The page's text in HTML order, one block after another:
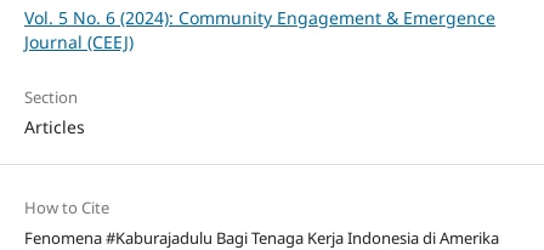
Vol. 5 No. 6 (2024): Community Engagement & Emergence
Journal (CEEJ)
Section
Articles
How to Cite
Fenomena #Kaburajadulu Bagi Tenaga Kerja Indonesia di Amerika